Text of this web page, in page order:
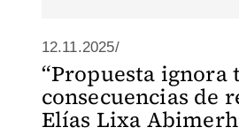
12.11.2025/
“Propuesta ignora
consecuencias de
Elías Lixa